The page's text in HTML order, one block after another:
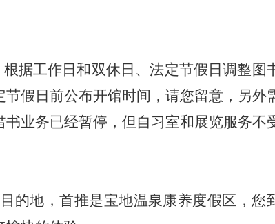
根据工作日和双休日、法定节假日调整图
假日前公布开馆时间，请您留意，另外
业务已经暂停，但自习室和展览服务不
的地，首推是宝地温泉康养度假区，您